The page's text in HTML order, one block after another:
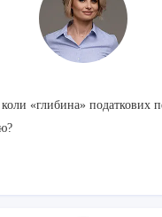
«глибина» податкових